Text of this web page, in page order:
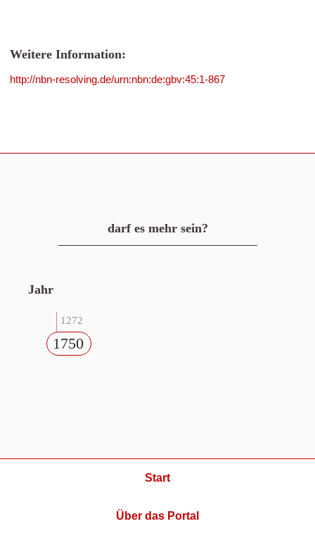
Weitere Information:
http://nbn-resolving.de/urn:nbn:de:gbv:45:1-867
darf es mehr sein?
Jahr
1272
1750
Start
Über das Portal